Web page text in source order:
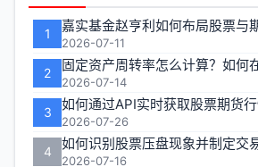
第
页
能
区
1 嘉实基金赵亨利如何布局股票与
2026-07-11
2
2026-07-14
3 如何通过API实时获取股票期货
2026-07-26
4 如何识别股票压盘现象并制定交
2026-07-16